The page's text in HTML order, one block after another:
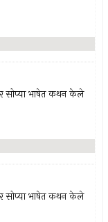
सोप्या भाषेत कथन केले
सोप्या भाषेत कथन केले